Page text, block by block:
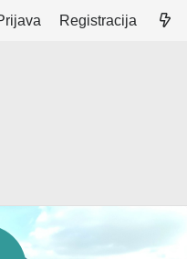
Registracija